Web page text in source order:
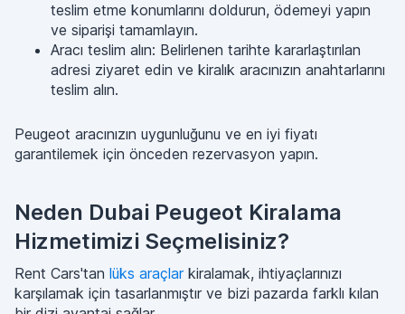
teslim etme konumlarını doldurun, ödemeyi yapın
ve siparişi tamamlayın.
Aracı teslim alın: Belirlenen tarihte kararlaştırılan
adresi ziyaret edin ve kiralık aracınızın anahtarlarını
teslim alın.
Peugeot aracınızın uygunluğunu ve en iyi fiyatı
garantilemek için önceden rezervasyon yapın.
Neden Dubai Peugeot Kiralama
Hizmetimizi Seçmelisiniz?
Rent Cars'tan lüks araçlarkiralamak, ihtiyaçlarınızı
karşılamak için tasarlanmıştır ve bizi pazarda farklı kılan